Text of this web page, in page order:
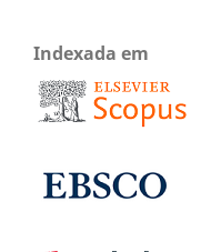
Indexada em